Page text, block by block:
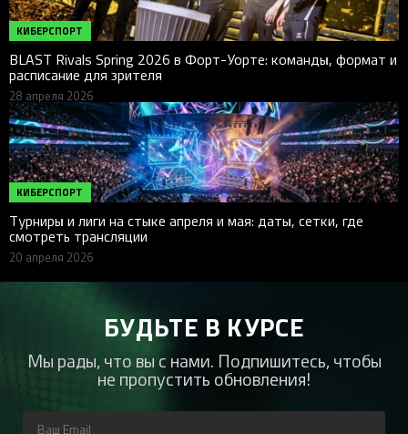
КИБЕРСПОРТ
BLAST Rivals Spring 2026 в Форт-Уорте: команды, формат и
расписание для зрителя
28 апреля 2026
КИБЕРСПОРТ
Турниры и лиги на стыке апреля и мая: даты, сетки, где
смотреть трансляции
20 апреля 2026
БУДЬТЕ В КУРСЕ
Мы рады, что вы с нами. Подпишитесь, чтобы
не пропустить обновления!